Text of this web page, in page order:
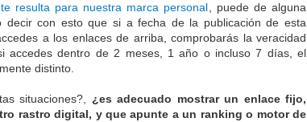
resulta para nuestra marca personal , puede de alguna
decir con esto que si a fecha de la publicación de esta
a los enlaces de arriba, comprobarás la veracidad
accedes dentro de 2 meses, 1 año o incluso 7 días, el
distinto.
situaciones?, ¿es adecuado mostrar un enlace fijo,
rastro digital, y que apunte a un ranking o motor de